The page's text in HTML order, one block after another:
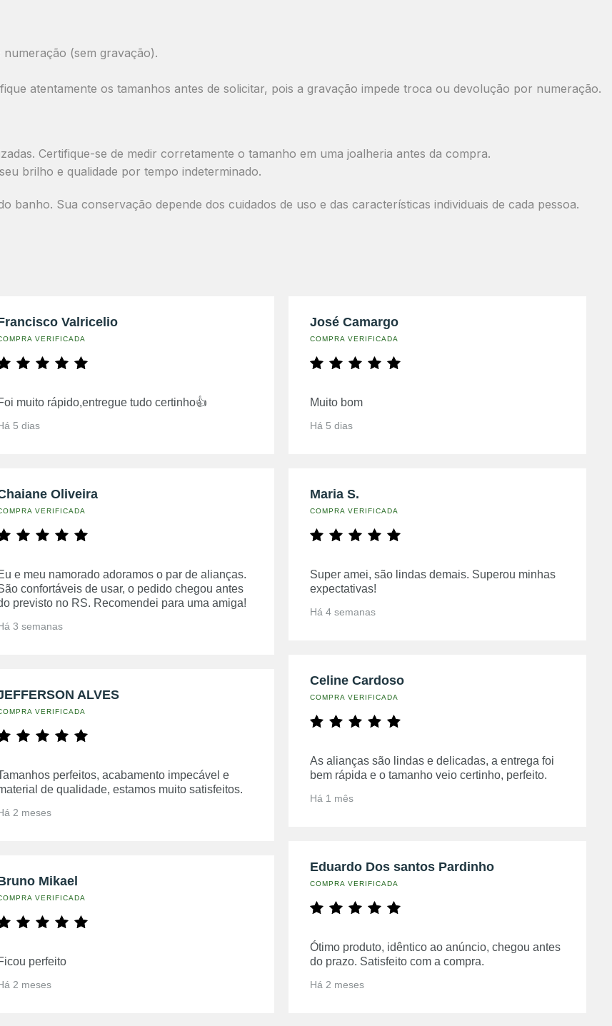
(sem gravação).
atentamente os tamanhos antes de solicitar, pois a gravação impede troca ou devolução por numeração.
Certifique-se de medir corretamente o tamanho em uma joalheria antes da compra.
brilho e qualidade por tempo indeterminado.
banho. Sua conservação depende dos cuidados de uso e das características individuais de cada pessoa.
Valricelio
VERIFICADA
muito rápido,entregue tudo certinho👍
5 dias
Oliveira
VERIFICADA
e meu namorado adoramos o par de alianças.
confortáveis de usar, o pedido chegou antes
previsto no RS. Recomendei para uma amiga!
3 semanas
ALVES
VERIFICADA
perfeitos, acabamento impecável e
de qualidade, estamos muito satisfeitos.
2 meses
Mikael
VERIFICADA
perfeito
2 meses
José Camargo
COMPRA VERIFICADA
Muito bom
Há 5 dias
Maria S.
COMPRA VERIFICADA
Super amei, são lindas demais. Superou minhas
expectativas!
Há 4 semanas
Celine Cardoso
COMPRA VERIFICADA
As alianças são lindas e delicadas, a entrega foi
bem rápida e o tamanho veio certinho, perfeito.
Há 1 mês
Eduardo Dos santos Pardinho
COMPRA VERIFICADA
Ótimo produto, idêntico ao anúncio, chegou antes
do prazo. Satisfeito com a compra.
Há 2 meses